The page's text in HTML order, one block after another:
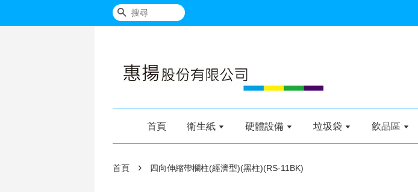
搜尋
首頁 衛生紙 硬體設備 垃圾袋 飲品區
首頁 › 四向伸縮帶欄柱(經濟型)(黑柱)(RS-11BK)